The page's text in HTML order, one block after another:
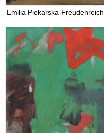
Emilia Piekarska-Freudenreich